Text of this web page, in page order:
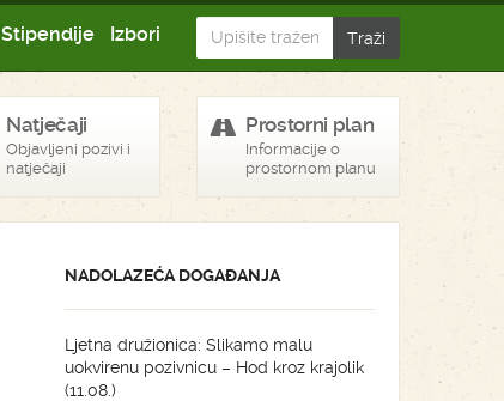
Stipendije Izbori
Natječaji
Objavljeni pozivi i
natječaji
Prostorni plan
Informacije o
prostornom planu
NADOLAZEĆA DOGAĐANJA
Ljetna družionica: Slikamo malu
uokvirenu pozivnicu – Hod kroz krajolik
(11.08.)